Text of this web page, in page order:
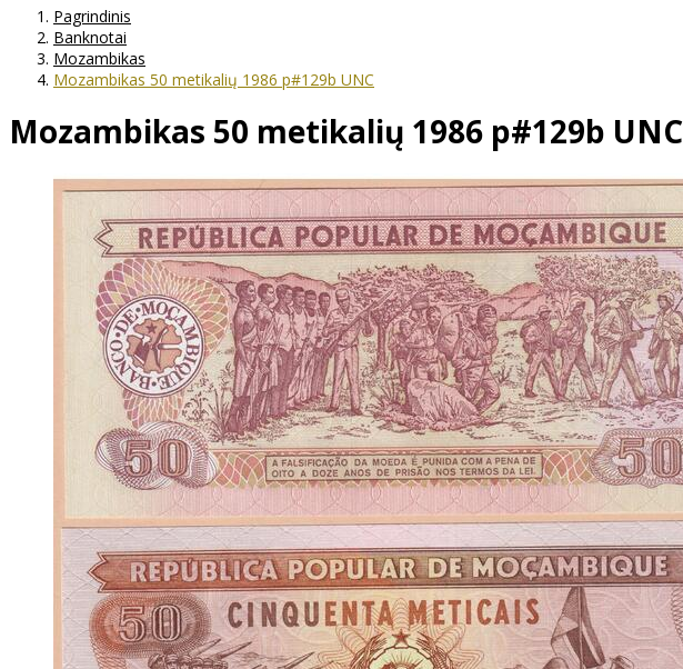
Pagrindinis
Banknotai
Mozambikas
Mozambikas 50 metikalių 1986 p#129b UNC
Mozambikas 50 metikalių 1986 p#129b UNC